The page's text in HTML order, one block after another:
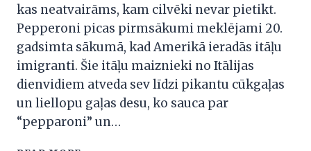
kas neatvairāms, kam cilvēki nevar pietikt.
Pepperoni picas pirmsākumi meklējami 20.
gadsimta sākumā, kad Amerikā ieradās itāļu
imigranti. Šie itāļu maiznieki no Itālijas
dienvidiem atveda sev līdzi pikantu cūkgaļas
un liellopu gaļas desu, ko sauca par
“pepparoni” un…